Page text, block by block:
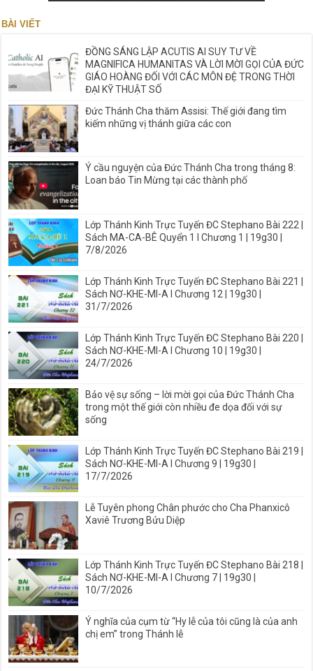
BÀI VIẾT
ĐỒNG SÁNG LẬP ACUTIS AI SUY TƯ VỀ
MAGNIFICA HUMANITAS VÀ LỜI MỜI GỌI CỦA ĐỨC
GIÁO HOÀNG ĐỐI VỚI CÁC MÔN ĐỆ TRONG THỜI
ĐẠI KỸ THUẬT SỐ
Đức Thánh Cha thăm Assisi: Thế giới đang tìm
kiếm những vị thánh giữa các con
Ý cầu nguyện của Đức Thánh Cha trong tháng 8:
Loan báo Tin Mừng tại các thành phố
Lớp Thánh Kinh Trực Tuyến ĐC Stephano Bài 222 |
Sách MA-CA-BÊ Quyển 1 I Chương 1 | 19g30 |
7/8/2026
Lớp Thánh Kinh Trực Tuyến ĐC Stephano Bài 221 |
Sách NƠ-KHE-MI-A I Chương 12 | 19g30 |
31/7/2026
Lớp Thánh Kinh Trực Tuyến ĐC Stephano Bài 220 |
Sách NƠ-KHE-MI-A I Chương 10 | 19g30 |
24/7/2026
Bảo vệ sự sống – lời mời gọi của Đức Thánh Cha
trong một thế giới còn nhiều đe dọa đối với sự
sống
Lớp Thánh Kinh Trực Tuyến ĐC Stephano Bài 219 |
Sách NƠ-KHE-MI-A I Chương 9 | 19g30 |
17/7/2026
Lễ Tuyên phong Chân phước cho Cha Phanxicô
Xaviê Trương Bửu Diệp
Lớp Thánh Kinh Trực Tuyến ĐC Stephano Bài 218 |
Sách NƠ-KHE-MI-A I Chương 7 | 19g30 |
10/7/2026
Ý nghĩa của cụm từ “Hy lễ của tôi cũng là của anh
chị em” trong Thánh lễ